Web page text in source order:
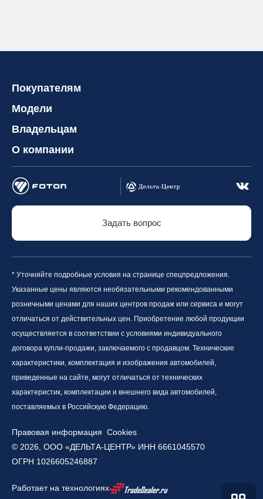
Покупателям
Модели
Владельцам
О компании
Задать вопрос
* Уточняйте подробные условия на странице спецпредложения.
Указанные цены являются необязательными рекомендованными
розничными ценами для наших центров продаж или сервиса и могут
отличаться от действительных цен. Приобретение любой продукции
осуществляется в соответствии с условиями индивидуального
договора купли-продажи, заключаемого с продавцом. Технические
характеристики, комплектация и изображения автомобилей,
приведенные на сайте, могут отличаться от технических
характеристик, комплектации и внешнего вида автомобилей,
поставляемых в Российскую Федерацию.
© 2026, ООО «ДЕЛЬТА-ЦЕНТР» ИНН 6661045570
ОГРН 1026605246887
Правовая информация Cookies
Работает на технологиях